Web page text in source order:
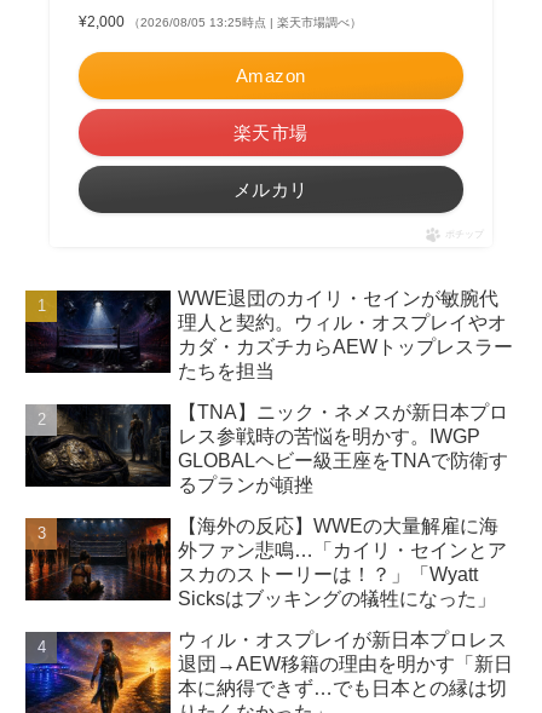
¥2,000 （2026/08/05 13:25時点 | 楽天市場調べ）
Amazon
楽天市場
メルカリ
ポチップ
WWE退団のカイリ・セインが敏腕代
理人と契約。ウィル・オスプレイやオ
カダ・カズチカらAEWトップレスラー
たちを担当
【TNA】ニック・ネメスが新日本プロ
レス参戦時の苦悩を明かす。IWGP
GLOBALヘビー級王座をTNAで防衛す
るプランが頓挫
【海外の反応】WWEの大量解雇に海
外ファン悲鳴…「カイリ・セインとア
スカのストーリーは！？」「Wyatt
Sicksはブッキングの犠牲になった」
ウィル・オスプレイが新日本プロレス
退団→AEW移籍の理由を明かす「新日
本に納得できず…でも日本との縁は切